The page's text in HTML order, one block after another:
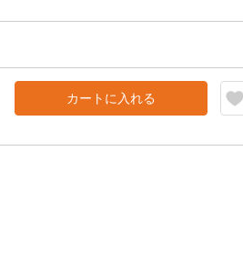
カートに入れる